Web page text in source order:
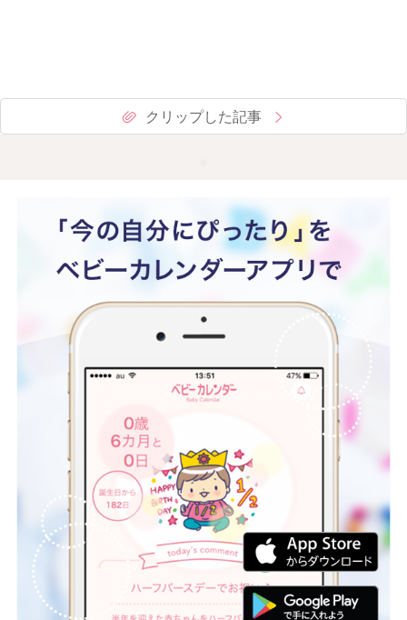
クリップした記事